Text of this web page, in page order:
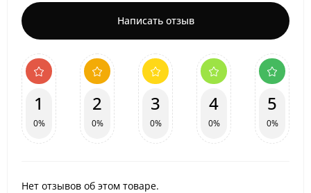
Написать отзыв
1
0%
2
0%
3
0%
4
0%
5
0%
Нет отзывов об этом товаре.